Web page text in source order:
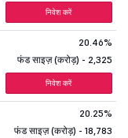
निवेश करें
20.46%
फंड साइज़ (करोड़) - 2,325
निवेश करें
20.25%
फंड साइज़ (करोड़) - 18,783